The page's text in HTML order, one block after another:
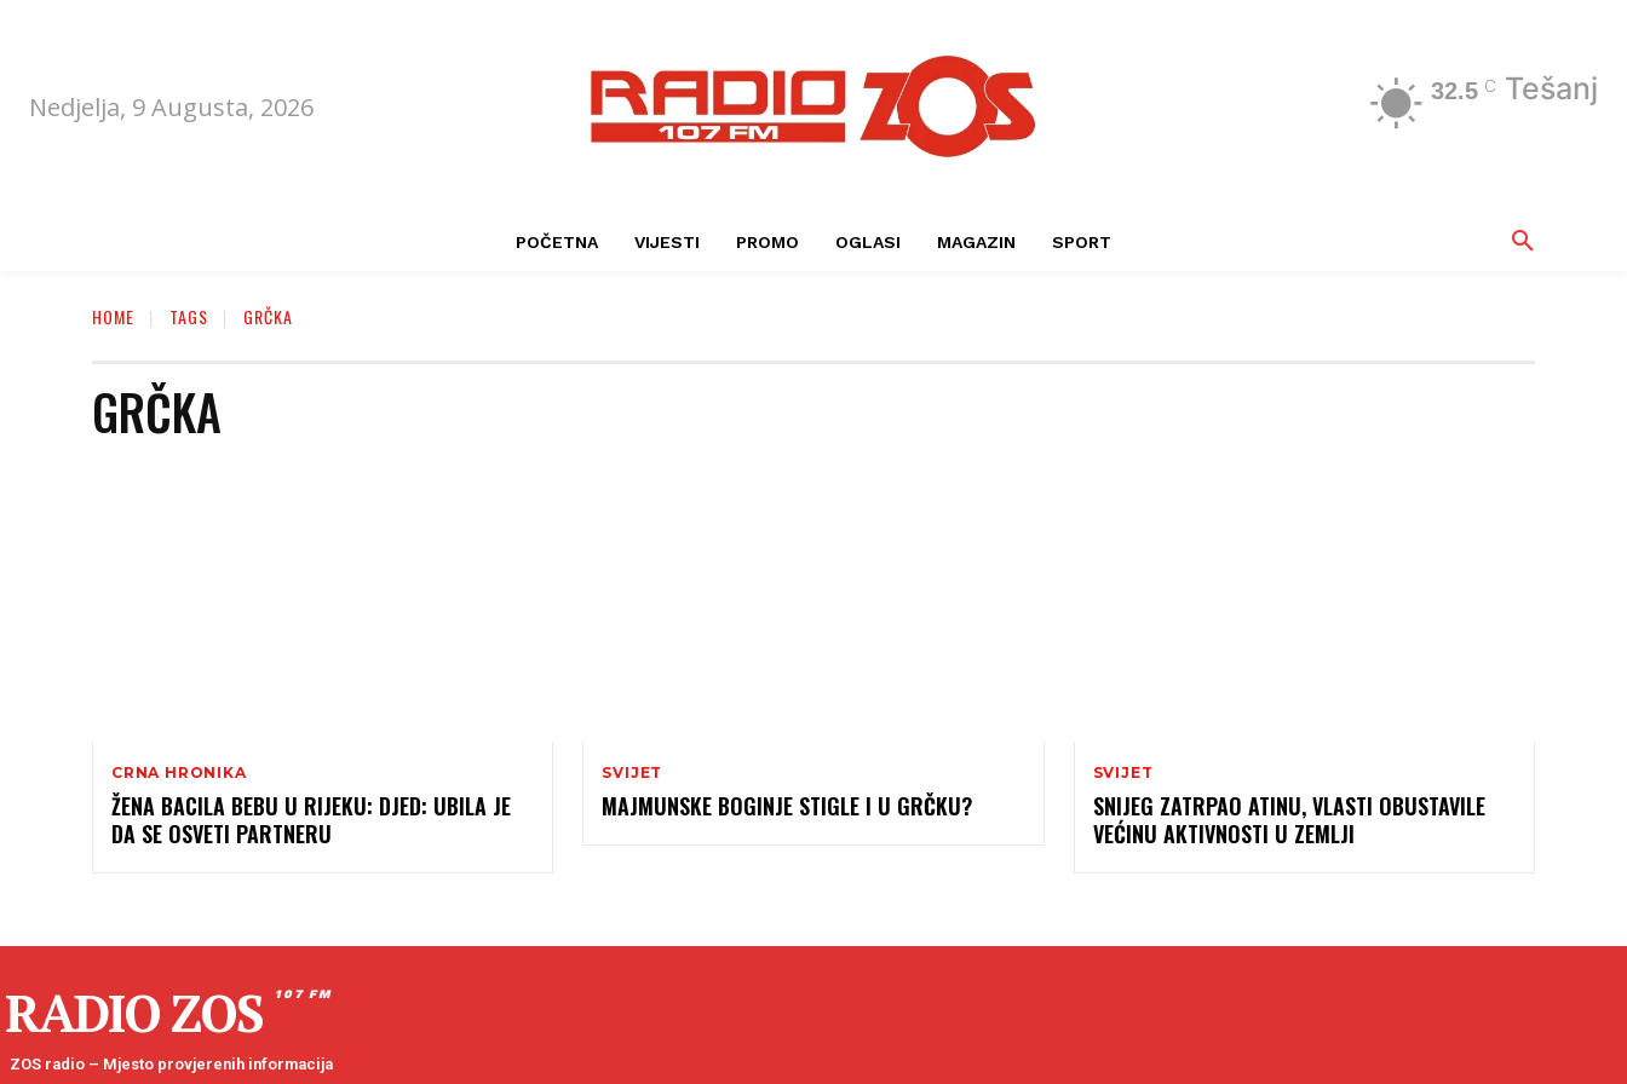
Nedjelja, 9 Augusta, 2026
32.5 C Tešanj
POČETNA VIJESTI PROMO OGLASI MAGAZIN SPORT
HOME TAGS GRČKA
GRČKA
CRNA HRONIKA
ŽENA BACILA BEBU U RIJEKU: DJED: UBILA JE
DA SE OSVETI PARTNERU
SVIJET
MAJMUNSKE BOGINJE STIGLE I U GRČKU?
SVIJET
SNIJEG ZATRPAO ATINU, VLASTI OBUSTAVILE
VEĆINU AKTIVNOSTI U ZEMLJI
RADIO ZOS 107 FM
ZOS radio – Mjesto provjerenih informacija